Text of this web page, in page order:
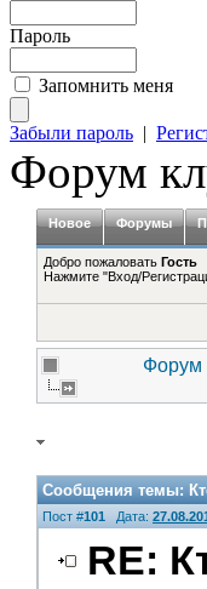
Пароль
Запомнить меня
Забыли пароль |
Форум
Новое Форумы
Добро пожаловать Гость
Нажмите "Вход/
Форум
Сообщения темы:
Пост #101 Дата:
RE: